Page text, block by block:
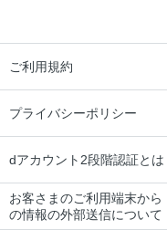
ご利用規約
プライバシーポリシー
dアカウント2段階認証とは
お客さまのご利用端末から
の情報の外部送信について